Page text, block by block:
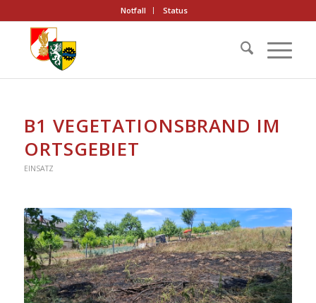
Notfall Status
B1 VEGETATIONSBRAND IM
ORTSGEBIET
EINSATZ